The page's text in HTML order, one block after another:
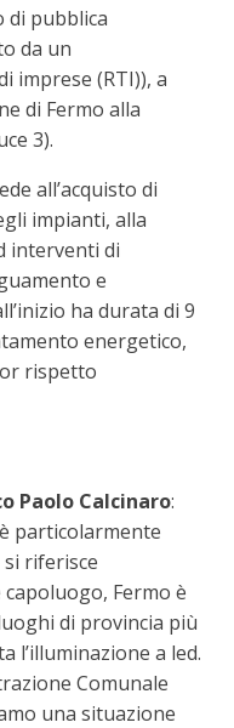
di pubblica
da un
imprese (RTI)), a
di Fermo alla
3).
all’acquisto di
impianti, alla
interventi di
e
ha durata di 9
energetico,
rispetto
Paolo Calcinaro:
particolarmente
riferisce
Fermo è
di provincia più
l’illuminazione a led.
Comunale
una situazione